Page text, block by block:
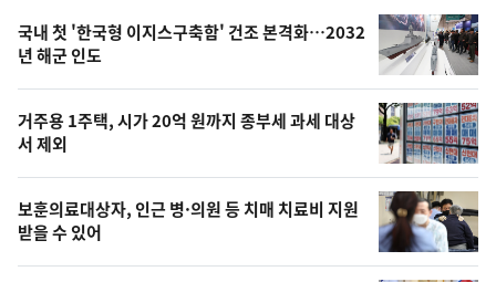
최
신,
오
늘
의
영
상
인
기
뉴
스
국내 첫 '한국형 이지스구축함' 건조 본격화…2032
년 해군 인도
거주용 1주택, 시가 20억 원까지 종부세 과세 대상
서 제외
보훈의료대상자, 인근 병·의원 등 치매 치료비 지원
받을 수 있어